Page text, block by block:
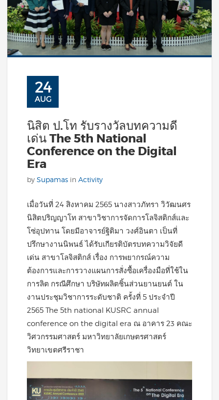
24
AUG
นิสิต ป.โท รับรางวัลบทความดี
เด่น The 5th National
Conference on the Digital
Era
by Supamas in Activity
เมื่อวันที่ 24 สิงหาคม 2565 นางสาวภัทรา วิวัฒนศร
นิสิตปริญญาโท สาขาวิชาการจัดการโลจิสติกส์และ
โซ่อุปทาน โดยมีอาจารย์ฐิติมา วงศ์อินตา เป็นที่
ปรึกษางานนิพนธ์ ได้รับเกียรติบัตรบทความวิจัยดี
เด่น สาขาโลจิสติกส์ เรื่อง การพยากรณ์ความ
ต้องการและการวางแผนการสั่งซื้อเครื่องมือที่ใช้ใน
การลิต กรณีศึกษา บริษัทผลิตชิ้นส่วนยานยนต์ ใน
งานประชุมวิชาการระดับชาติ ครั้งที่ 5 ประจำปี
2565 The 5th national KUSRC annual
conference on the digital era ณ อาคาร 23 คณะ
วิศวกรรมศาสตร์ มหาวิทยาลัยเกษตรศาสตร์
วิทยาเขตศรีราชา